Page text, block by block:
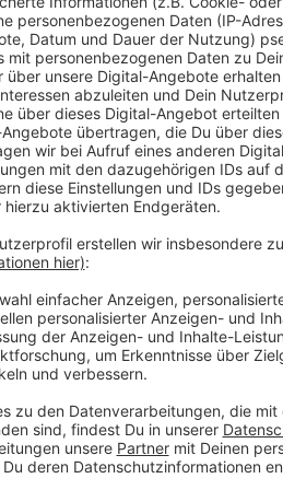
Anzeige
Vorstellen brauchen
seine Späße am
müssen am Ende mit
bekommen könnt, ist
die Uhr zur
Telefonate in